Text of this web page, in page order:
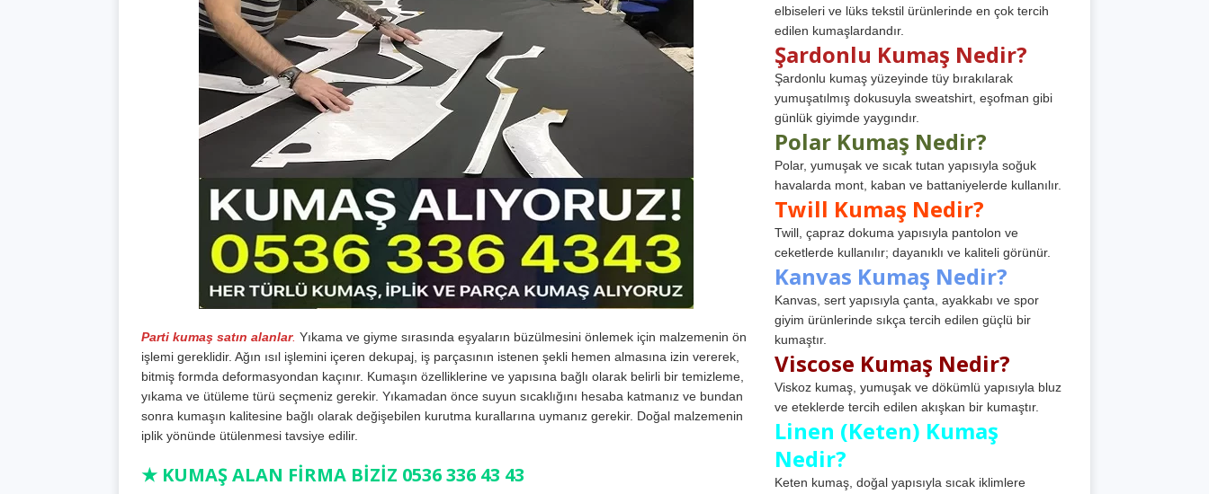
Parti kumaş satın alanlar. Yıkama ve giyme sırasında eşyaların büzülmesini önlemek için malzemenin ön
işlemi gereklidir. Ağın ısıl işlemini içeren dekupaj, iş parçasının istenen şekli hemen almasına izin vererek,
bitmiş formda deformasyondan kaçınır. Kumaşın özelliklerine ve yapısına bağlı olarak belirli bir temizleme,
yıkama ve ütüleme türü seçmeniz gerekir. Yıkamadan önce suyun sıcaklığını hesaba katmanız ve bundan
sonra kumaşın kalitesine bağlı olarak değişebilen kurutma kurallarına uymanız gerekir. Doğal malzemenin
iplik yönünde ütülenmesi tavsiye edilir.
★ KUMAŞ ALAN FİRMA BİZİZ 0536 336 43 43
elbiseleri ve lüks tekstil ürünlerinde en çok tercih
edilen kumaşlardandır.
Şardonlu Kumaş Nedir?
Şardonlu kumaş yüzeyinde tüy bırakılarak
yumuşatılmış dokusuyla sweatshirt, eşofman gibi
günlük giyimde yaygındır.
Polar Kumaş Nedir?
Polar, yumuşak ve sıcak tutan yapısıyla soğuk
havalarda mont, kaban ve battaniyelerde kullanılır.
Twill Kumaş Nedir?
Twill, çapraz dokuma yapısıyla pantolon ve
ceketlerde kullanılır; dayanıklı ve kaliteli görünür.
Kanvas Kumaş Nedir?
Kanvas, sert yapısıyla çanta, ayakkabı ve spor
giyim ürünlerinde sıkça tercih edilen güçlü bir
kumaştır.
Viscose Kumaş Nedir?
Viskoz kumaş, yumuşak ve dökümlü yapısıyla bluz
ve eteklerde tercih edilen akışkan bir kumaştır.
Linen (Keten) Kumaş
Nedir?
Keten kumaş, doğal yapısıyla sıcak iklimlere